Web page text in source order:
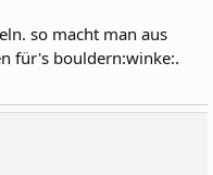
so macht man aus
für's bouldern:winke:.